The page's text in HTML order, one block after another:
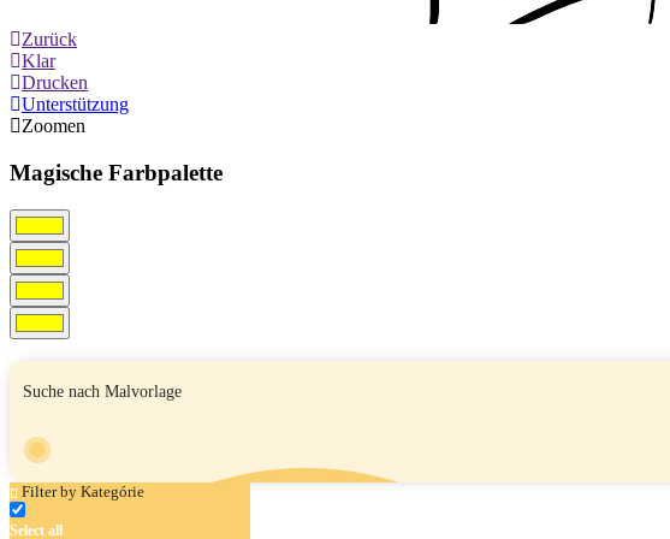
Zurück
Klar
Drucken
Unterstützung
Zoomen
Magische Farbpalette
Filter by Kategórie
Select all